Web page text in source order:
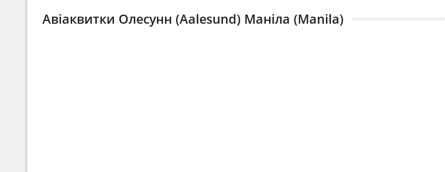
Авіаквитки Олесунн (Aalesund) Маніла (Manila)